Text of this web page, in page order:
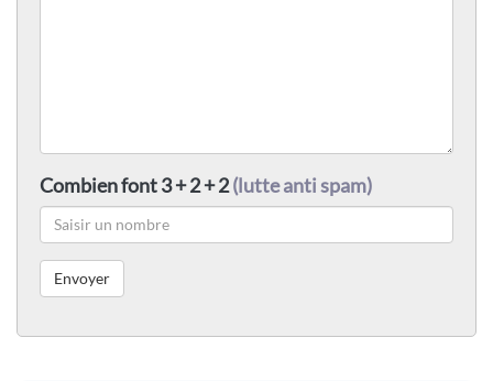
Combien font 3 + 2 + 2(lutte anti spam)